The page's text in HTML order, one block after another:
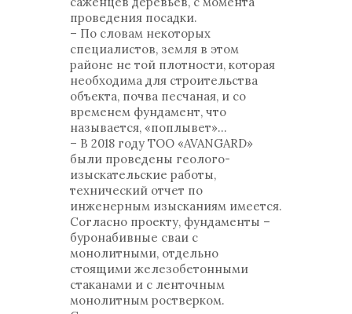
проведения посадки.
– По словам некоторых
специалистов, земля в этом
районе не той плотности, которая
необходима для строительства
объекта, почва песчаная, и со
временем фундамент, что
называется, «поплывет»...
– В 2018 году ТОО «AVANGARD»
были проведены геолого-
изыскательские работы,
технический отчет по
инженерным изысканиям имеется.
Согласно проекту, фундаменты –
буронабивные сваи с
монолитными, отдельно
стоящими железобетонными
стаканами и с ленточным
монолитным ростверком.